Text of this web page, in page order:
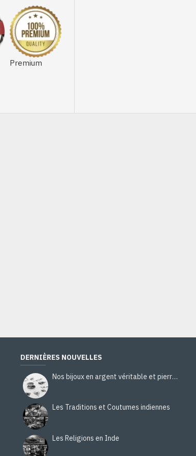
Premium
DERNIÈRES NOUVELLES
Nos bijoux en argent véritable et pierres naturelles
Les Traditions et Coutumes indiennes
Les Religions en Inde